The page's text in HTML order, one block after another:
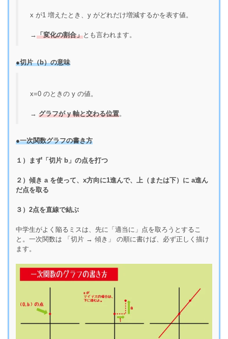
x が1 増えたとき、y がどれだけ増減するかを表す値。
→「変化の割合」とも言われます。
●切片（b）の意味
x=0 のときの y の値。
→グラフが y 軸と交わる位置。
●一次関数グラフの書き方
１）まず「切片 b」の点を打つ
２）傾き a を使って、x方向に1進んで、上（または下）に a進ん
だ点を取る
３）2点を直線で結ぶ
中学生がよく陥るミスは、先に「適当に」点を取ろうとするこ
と。一次関数は 「切片 → 傾き」 の順に書けば、必ず正しく描け
ます。